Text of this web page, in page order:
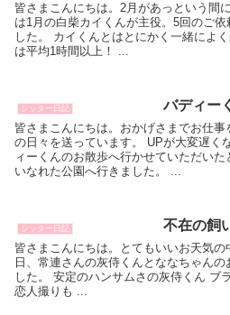
皆さまこんにちは。2月があっという間
は1月の白柴カイくんが主役。5回のご
した。 カイくんとはとにかく一緒によ
は平均1時間以上！ ...
シッター日記 バディー
皆さまこんにちは。おかげさまでお仕
の日々を送っています。 UPが大変遅く
ィーくんのお散歩へ行かせていただい
いなれた公園へ行きました。 ...
シッター日記 不在の飼
皆さまこんにちは。とてもいいお天気
日、常連さんの灰侍くんとななちゃん
した。 安定のハンサムさの灰侍くん ブ
恋人撮りも ...